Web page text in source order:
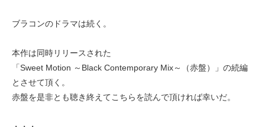
ブラコンのドラマは続く。
本作は同時リリースされた
「Sweet Motion ～Black Contemporary Mix～（赤盤）」の続編
とさせて頂く。
赤盤を是非とも聴き終えてこちらを読んで頂ければ幸いだ。